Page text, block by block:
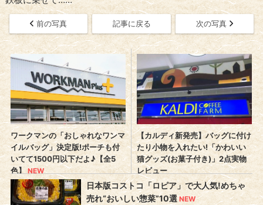
前の写真 記事に戻る 次の写真